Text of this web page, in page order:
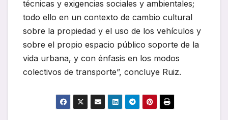
técnicas y exigencias sociales y ambientales;
todo ello en un contexto de cambio cultural
sobre la propiedad y el uso de los vehículos y
sobre el propio espacio público soporte de la
vida urbana, y con énfasis en los modos
colectivos de transporte”, concluye Ruiz.